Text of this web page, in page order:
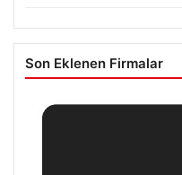
Son Eklenen Firmalar